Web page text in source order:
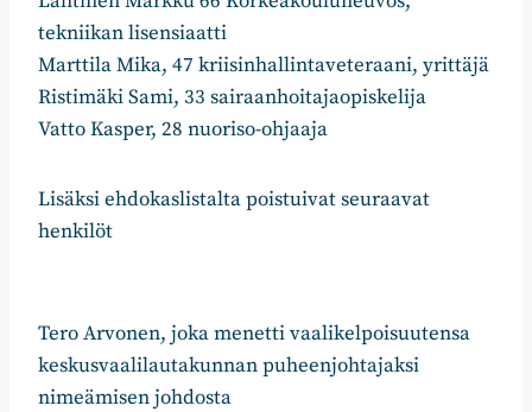
tekniikan lisensiaatti
Marttila Mika, 47 kriisinhallintaveteraani, yrittäjä
Ristimäki Sami, 33 sairaanhoitajaopiskelija
Vatto Kasper, 28 nuoriso-ohjaaja
Lisäksi ehdokaslistalta poistuivat seuraavat
henkilöt
Tero Arvonen, joka menetti vaalikelpoisuutensa
keskusvaalilautakunnan puheenjohtajaksi
nimeämisen johdosta